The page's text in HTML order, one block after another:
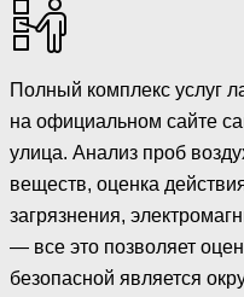
Полный комплекс услуг
на официальном сайте
улица. Анализ проб
веществ, оценка
загрязнения,
— все это позволяет
безопасной является